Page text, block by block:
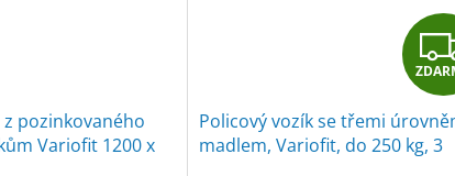
pozinkovaného
Variofit 1200 x
Policový vozík se třemi
madlem, Variofit, do 250 kg, 3